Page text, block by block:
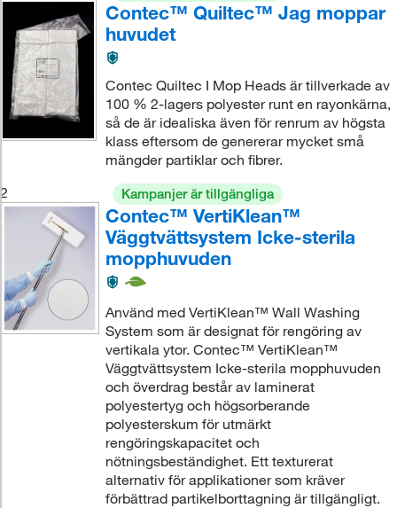
Contec™ Quiltec™ Jag moppar
huvudet
Contec Quiltec I Mop Heads är tillverkade av
100 % 2-lagers polyester runt en rayonkärna,
så de är idealiska även för renrum av högsta
klass eftersom de genererar mycket små
mängder partiklar och fibrer.
2
Kampanjer är tillgängliga
Contec™ VertiKlean™
Väggtvättsystem Icke-sterila
mopphuvuden
Använd med VertiKlean™ Wall Washing
System som är designat för rengöring av
vertikala ytor. Contec™ VertiKlean™
Väggtvättsystem Icke-sterila mopphuvuden
och överdrag består av laminerat
polyestertyg och högsorberande
polyesterskum för utmärkt
rengöringskapacitet och
nötningsbeständighet. Ett texturerat
alternativ för applikationer som kräver
förbättrad partikelborttagning är tillgängligt.